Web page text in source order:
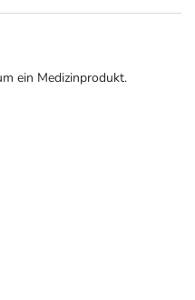
ein Medizinprodukt.